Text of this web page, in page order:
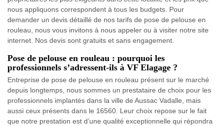
nous appliquons correspondent à tous les budgets. Pour
demander un devis détaillé de nos tarifs de pose de pelouse en
rouleau, nous vous invitons à nous appeler ou à visiter notre site
internet. Nos devis sont gratuits et sans engagement.
Pose de pelouse en rouleau : pourquoi les
professionnels s’adressent-ils à VF Elagage ?
Entreprise de pose de pelouse en rouleau présent sur le marché
depuis longtemps, nous sommes un prestataire de choix pour les
professionnels implantés dans la ville de Aussac Vadalle, mais
aussi ceux présents dans le 16560. Leur choix repose sur le fait
que notre prestation est d’une qualité exceptionnelle qui répondra